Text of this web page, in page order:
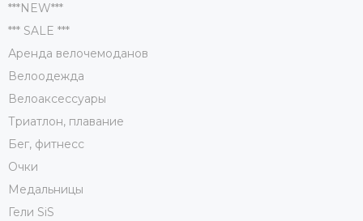
***NEW***
*** SALE ***
Аренда велочемоданов
Велоодежда
Велоаксессуары
Триатлон, плавание
Бег, фитнесс
Очки
Медальницы
Гели SiS